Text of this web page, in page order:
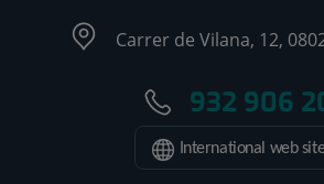
Carrer de Vilana, 12,
932 906
International web